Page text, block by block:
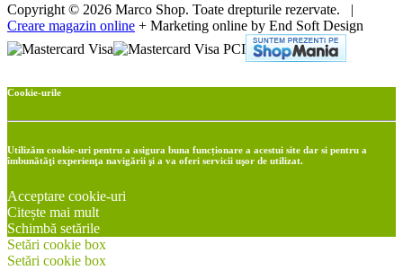
Copyright © 2026 Marco Shop. Toate drepturile rezervate. |
Creare magazin online + Marketing online by End Soft Design
Cookie-urile
Utilizăm cookie-uri pentru a asigura buna funcționare a acestui site dar si pentru a
îmbunătăţi experienţa navigării şi a va oferi servicii uşor de utilizat.
Acceptare cookie-uri
Citește mai mult
Schimbă setările
Setări cookie box
Setări cookie box